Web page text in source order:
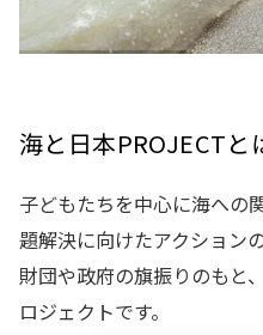
海と日本PROJECTと
子どもたちを中心に海への
題解決に向けたアクション
財団や政府の旗振りのもと
ロジェクトです。